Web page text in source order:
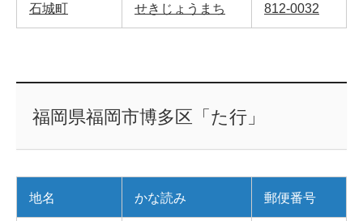
石城町 せきじょうまち 812-0032
福岡県福岡市博多区「た行」
地名 かな読み 郵便番号